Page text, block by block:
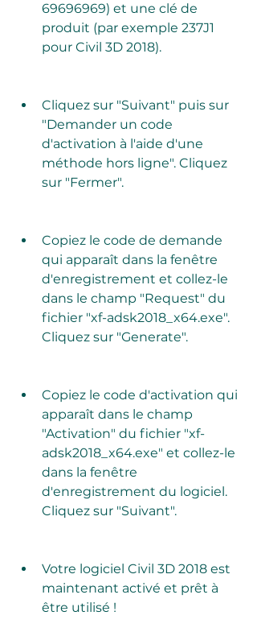
69696969) et une clé de
produit (par exemple 237J1
pour Civil 3D 2018).
Cliquez sur "Suivant" puis sur
"Demander un code
d'activation à l'aide d'une
méthode hors ligne". Cliquez
sur "Fermer".
Copiez le code de demande
qui apparaît dans la fenêtre
d'enregistrement et collez-le
dans le champ "Request" du
fichier "xf-adsk2018_x64.exe".
Cliquez sur "Generate".
Copiez le code d'activation qui
apparaît dans le champ
"Activation" du fichier "xf-
adsk2018_x64.exe" et collez-le
dans la fenêtre
d'enregistrement du logiciel.
Cliquez sur "Suivant".
Votre logiciel Civil 3D 2018 est
maintenant activé et prêt à
être utilisé !